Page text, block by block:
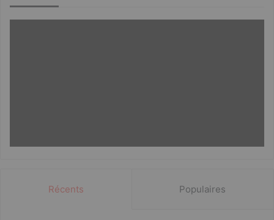
Récents Populaires